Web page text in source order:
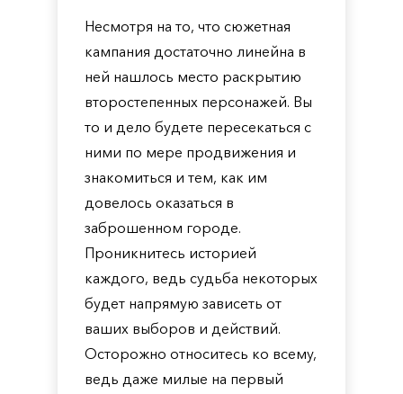
Несмотря на то, что сюжетная
кампания достаточно линейна в
ней нашлось место раскрытию
второстепенных персонажей. Вы
то и дело будете пересекаться с
ними по мере продвижения и
знакомиться и тем, как им
довелось оказаться в
заброшенном городе.
Проникнитесь историей
каждого, ведь судьба некоторых
будет напрямую зависеть от
ваших выборов и действий.
Осторожно относитесь ко всему,
ведь даже милые на первый